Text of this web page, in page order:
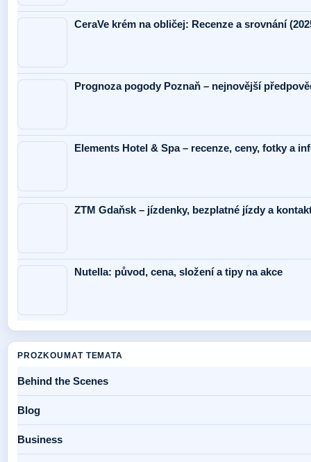
CeraVe krém na obličej: Recenze a srovnání
Prognoza pogody Poznaň – nejnovější
Elements Hotel & Spa – recenze, ceny, fotky a
ZTM Gdaňsk – jízdenky, bezplatné jízdy a
Nutella: původ, cena, složení a tipy na akce
PROZKOUMAT TEMATA
Behind the Scenes
Blog
Business